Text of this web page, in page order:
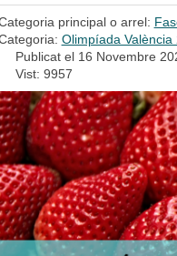
principal o arrel:
Olimpíada València
Publicat el 16 Novembre
Vist: 9957